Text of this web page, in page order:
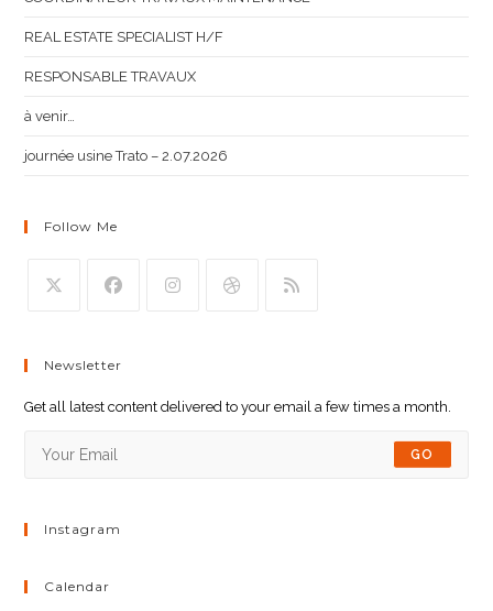
REAL ESTATE SPECIALIST H/F
RESPONSABLE TRAVAUX
à venir…
journée usine Trato – 2.07.2026
Follow Me
Newsletter
Get all latest content delivered to your email a few times a month.
GO
Instagram
Calendar